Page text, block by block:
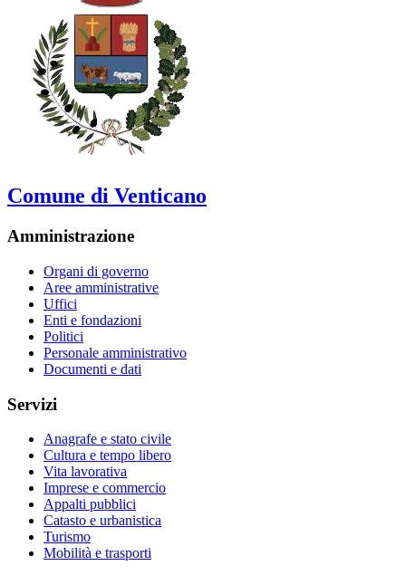
Comune di Venticano
Amministrazione
Organi di governo
Aree amministrative
Uffici
Enti e fondazioni
Politici
Personale amministrativo
Documenti e dati
Servizi
Anagrafe e stato civile
Cultura e tempo libero
Vita lavorativa
Imprese e commercio
Appalti pubblici
Catasto e urbanistica
Turismo
Mobilità e trasporti